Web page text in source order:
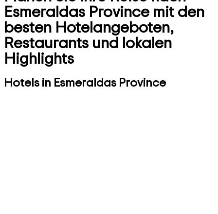
Esmeraldas Province mit den
besten Hotelangeboten,
Restaurants und lokalen
Highlights
Hotels in Esmeraldas Province